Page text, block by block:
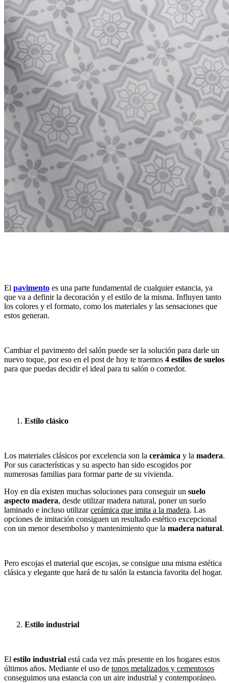
El pavimento es una parte fundamental de cualquier estancia, ya
que va a definir la decoración y el estilo de la misma. Influyen tanto
los colores y el formato, como los materiales y las sensaciones que
estos generan.
Cambiar el pavimento del salón puede ser la solución para darle un
nuevo toque, por eso en el post de hoy te traemos 4 estilos de suelos
para que puedas decidir el ideal para tu salón o comedor.
Estilo clásico
Los materiales clásicos por excelencia son la cerámica y la madera.
Por sus características y su aspecto han sido escogidos por
numerosas familias para formar parte de su vivienda.
Hoy en día existen muchas soluciones para conseguir un suelo
aspecto madera, desde utilizar madera natural, poner un suelo
laminado e incluso utilizarcerámica que imita a la madera. Las
opciones de imitación consiguen un resultado estético excepcional
con un menor desembolso y mantenimiento que la madera natural.
Pero escojas el material que escojas, se consigue una misma estética
clásica y elegante que hará de tu salón la estancia favorita del hogar.
Estilo industrial
El estilo industrial está cada vez más presente en los hogares estos
últimos años. Mediante el uso de tonos metalizados y cementosos
conseguimos una estancia con un aire industrial y contemporáneo.